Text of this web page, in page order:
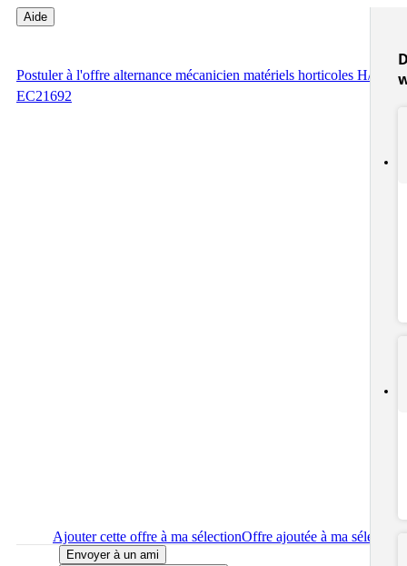
Aide
Postulerà l'offre alternance mécanicien matériels horticoles H/F -
EC21692
Ajouter cette offre à ma sélectionOffre ajoutée à ma sélection
Envoyer à un ami